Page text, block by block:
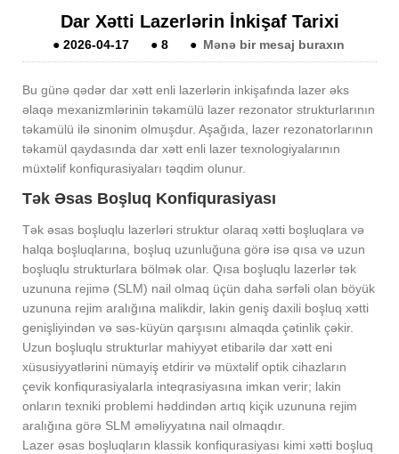
Dar Xətti Lazerlərin İnkişaf Tarixi
● 2026-04-17 ● 8 ● Mənə bir mesaj buraxın
Bu günə qədər dar xətt enli lazerlərin inkişafında lazer əks
əlaqə mexanizmlərinin təkamülü lazer rezonator strukturlarının
təkamülü ilə sinonim olmuşdur. Aşağıda, lazer rezonatorlarının
təkamül qaydasında dar xətt enli lazer texnologiyalarının
müxtəlif konfiqurasiyaları təqdim olunur.
Tək Əsas Boşluq Konfiqurasiyası
Tək əsas boşluqlu lazerləri struktur olaraq xətti boşluqlara və
halqa boşluqlarına, boşluq uzunluğuna görə isə qısa və uzun
boşluqlu strukturlara bölmək olar. Qısa boşluqlu lazerlər tək
uzununa rejimə (SLM) nail olmaq üçün daha sərfəli olan böyük
uzununa rejim aralığına malikdir, lakin geniş daxili boşluq xətti
genişliyindən və səs-küyün qarşısını almaqda çətinlik çəkir.
Uzun boşluqlu strukturlar mahiyyət etibarilə dar xətt eni
xüsusiyyətlərini nümayiş etdirir və müxtəlif optik cihazların
çevik konfiqurasiyalarla inteqrasiyasına imkan verir; lakin
onların texniki problemi həddindən artıq kiçik uzununa rejim
aralığına görə SLM əməliyyatına nail olmaqdır.
Lazer əsas boşluqların klassik konfiqurasiyası kimi xətti boşluq